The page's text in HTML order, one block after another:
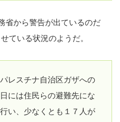
省から警告が出ているのだ
ている状況のようだ。
レスチナ自治区ガザへの
には住民らの避難先にな
い、少なくとも１７人が